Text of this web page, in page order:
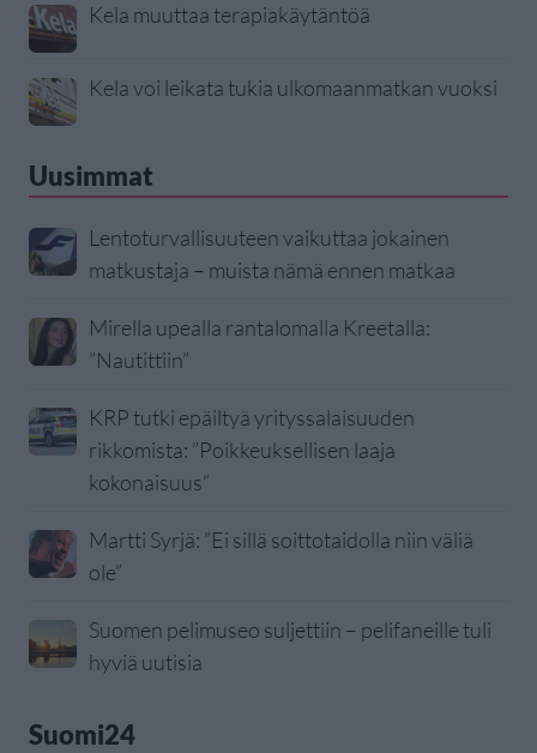
Kela muuttaa terapiakäytäntöä
Kela voi leikata tukia ulkomaanmatkan vuoksi
Uusimmat
Lentoturvallisuuteen vaikuttaa jokainen
matkustaja – muista nämä ennen matkaa
Mirella upealla rantalomalla Kreetalla:
”Nautittiin”
KRP tutki epäiltyä yrityssalaisuuden
rikkomista: ”Poikkeuksellisen laaja
kokonaisuus”
Martti Syrjä: ”Ei sillä soittotaidolla niin väliä
ole”
Suomen pelimuseo suljettiin – pelifaneille tuli
hyviä uutisia
Suomi24